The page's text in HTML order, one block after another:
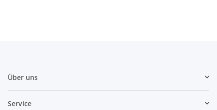
Über uns
Service